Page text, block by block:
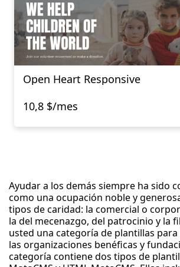
Open Heart Responsive
10,8 $/mes
Ayudar a los demás siempre ha sido
como una ocupación noble y
tipos de caridad: la comercial o
la del mecenazgo, del patrocinio y la
usted una categoría de plantillas
las organizaciones benéficas y
categoría contiene dos tipos de